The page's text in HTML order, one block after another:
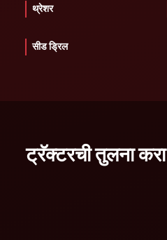
थ्रेशर
सीड ड्रिल
ट्रॅक्टरची तुलना करा